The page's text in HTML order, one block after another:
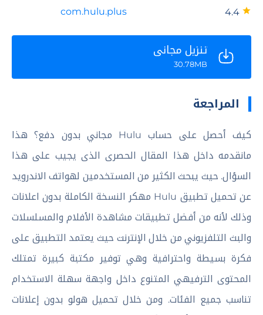
com.hulu.plus
تنزيل مجاني
30.78MB
المراجعة
كيف أحصل على حساب Hulu مجاني بدون دفع؟ هذا
مانقدمه داخل هذا المقال الحصرى الذى يجيب على هذا
السؤال. حيث يبحث الكثير من المستخدمين لهواتف الاندرويد
عن تحميل تطبيق Hulu مهكر النسخة الكاملة بدون اعلانات
وذلك لأنه من أفضل تطبيقات مشاهدة الأفلام والمسلسلات
والبث التلفزيوني من خلال الإنترنت حيث يعتمد التطبيق على
فكرة بسيطة واحترافية وهي توفير مكتبة كبيرة تمتلك
المحتوى الترفيهي المتنوع داخل واجهة سهلة الاستخدام
تناسب جميع الفئات. ومن خلال تحميل هولو بدون إعلانات